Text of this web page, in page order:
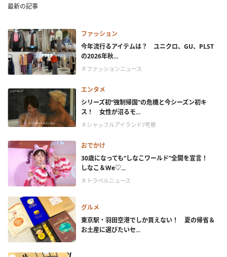
最新の記事
ファッション
今年流行るアイテムは？ ユニクロ、GU、PLST
の2026年秋...
＃ファッションニュース
エンタメ
シリーズ初“強制帰国”の危機と今シーズン初キ
ス！ 女性が沼るモ...
＃シャッフルアイランド7考察
おでかけ
30歳になっても“しなこワールド”全開を宣言！
しなこ＆We♡...
＃トラベルニュース
グルメ
東京駅・羽田空港でしか買えない！ 夏の帰省＆
お土産に選びたいセ...